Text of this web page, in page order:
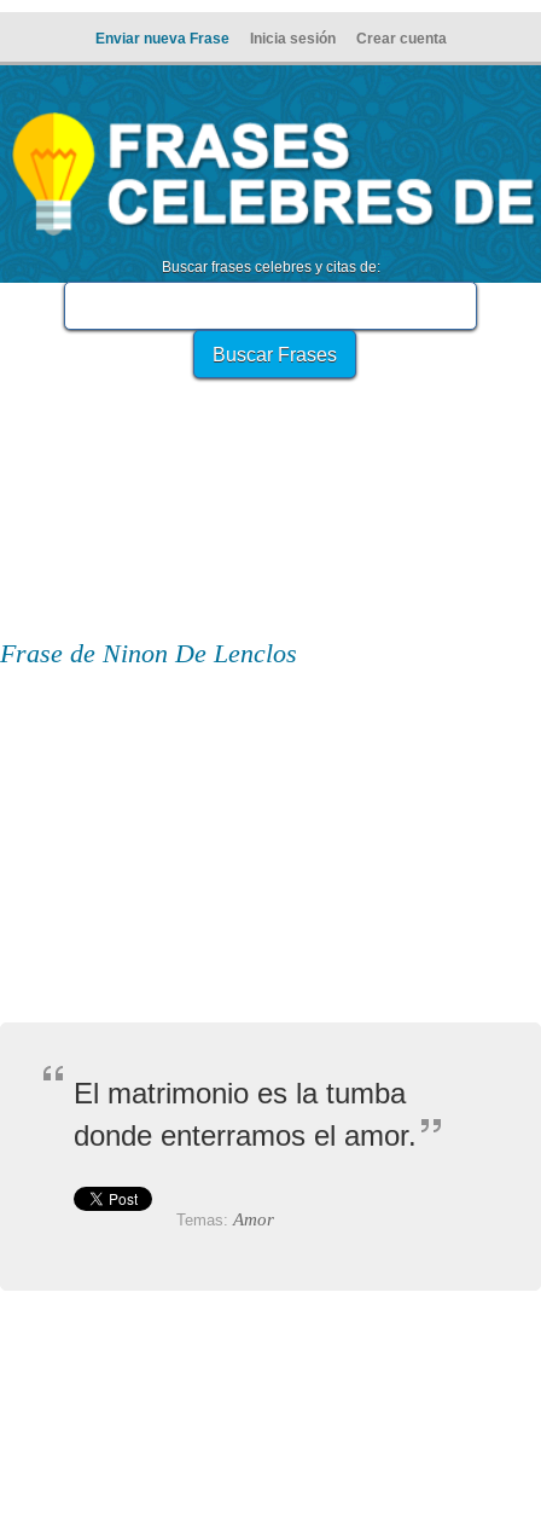
Enviar nueva Frase Inicia sesión Crear cuenta
Buscar frases celebres y citas de:
Frase de Ninon De Lenclos
El matrimonio es la tumba
donde enterramos el amor.
Temas: Amor